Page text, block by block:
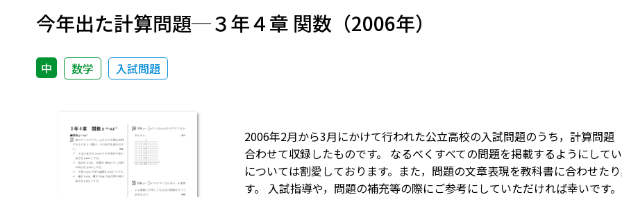
今年出た計算問題─３年４章 関数（2006年）
中 数学 入試問題
2006年2月から3月にかけて行われた公立高校の入試問題のうち，計算問
合わせて収録したものです。 なるべくすべての問題を掲載するようにして
については割愛しております。また，問題の文章表現を教科書に合わせた
す。 入試指導や，問題の補充等の際にご参考にしていただければ幸いです。